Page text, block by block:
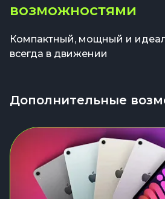
возможностями
Компактный, мощный и
всегда в движении
Дополнительные